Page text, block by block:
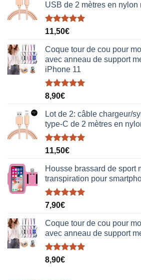
USB de 2 mètres en nylon
Note5.00
11,50€
Coque tour de cou pour
avec anneau de support
iPhone 11
Note5.00
8,90€
Lot de 2: câble chargeur/
type-C de 2 mètres en
Note5.00
11,50€
Housse brassard de sport
transpiration pour
Note5.00
7,90€
Coque tour de cou pour
avec anneau de support
Note5.00
8,90€